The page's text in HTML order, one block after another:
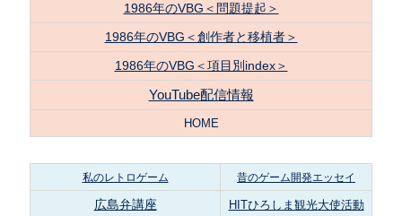
1986年のVBG＜問題提起＞
1986年のVBG＜創作者と移植者＞
1986年のVBG＜項目別index＞
YouTube配信情報
HOME
私のレトロゲーム 昔のゲーム開発エッセイ
広島弁講座 HITひろしま観光大使活動